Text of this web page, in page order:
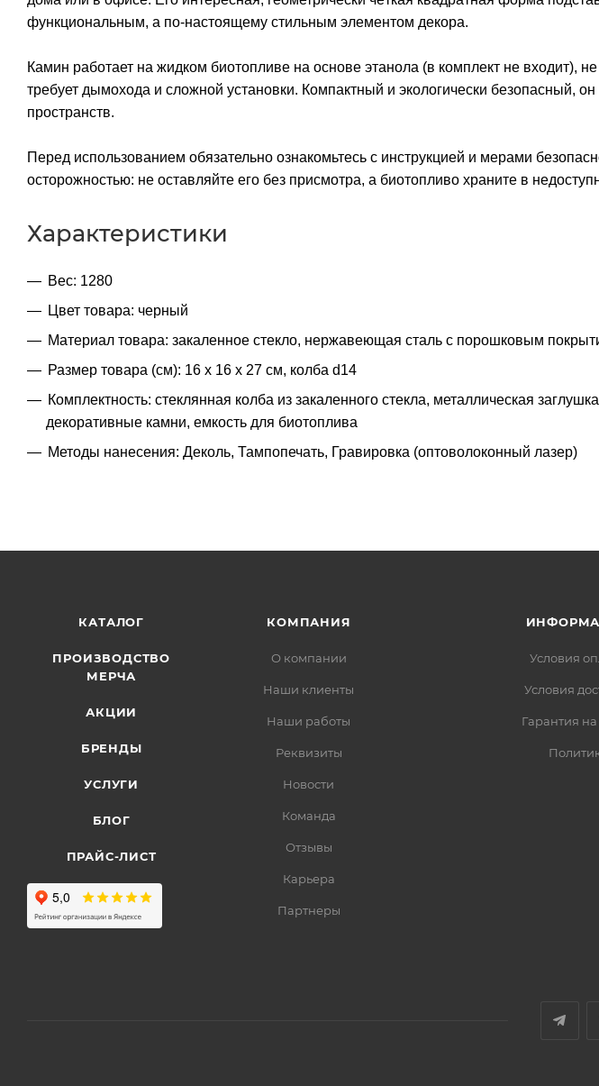
функциональным, а по-настоящему стильным элементом декора.
Камин работает на жидком биотопливе на основе этанола (в комплект не входит),
требует дымохода и сложной установки. Компактный и экологически безопасный,
пространств.
Перед использованием обязательно ознакомьтесь с инструкцией и мерами
осторожностью: не оставляйте его без присмотра, а биотопливо храните в
Характеристики
Вес: 1280
Цвет товара: черный
Материал товара: закаленное стекло, нержавеющая сталь с порошковым
Размер товара (см): 16 х 16 х 27 см, колба d14
Комплектность: стеклянная колба из закаленного стекла, металлическая
декоративные камни, емкость для биотоплива
Методы нанесения: Деколь, Тампопечать, Гравировка (оптоволоконный лазер)
КАТАЛОГ
ПРОИЗВОДСТВО
МЕРЧА
АКЦИИ
БРЕНДЫ
УСЛУГИ
БЛОГ
ПРАЙС-ЛИСТ
КОМПАНИЯ
О компании
Наши клиенты
Наши работы
Реквизиты
Новости
Команда
Отзывы
Карьера
Партнеры
Условия
Условия
Гарантия на